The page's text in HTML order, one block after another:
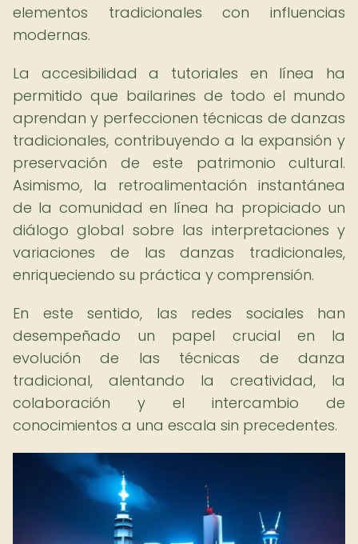
elementos tradicionales con influencias
modernas.
La accesibilidad a tutoriales en línea ha
permitido que bailarines de todo el mundo
aprendan y perfeccionen técnicas de danzas
tradicionales, contribuyendo a la expansión y
preservación de este patrimonio cultural.
Asimismo, la retroalimentación instantánea
de la comunidad en línea ha propiciado un
diálogo global sobre las interpretaciones y
variaciones de las danzas tradicionales,
enriqueciendo su práctica y comprensión.
En este sentido, las redes sociales han
desempeñado un papel crucial en la
evolución de las técnicas de danza
tradicional, alentando la creatividad, la
colaboración y el intercambio de
conocimientos a una escala sin precedentes.